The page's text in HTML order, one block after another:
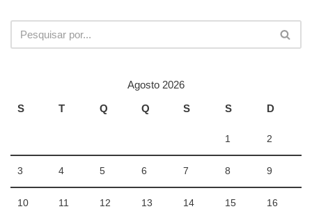
Agosto 2026
S
T Q Q S S D
1 2
3 4 5 6 7 8 9
10 11 12 13 14 15 16